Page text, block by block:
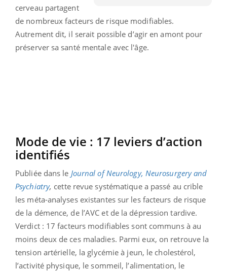
cerveau partagent
de nombreux facteurs de risque modifiables.
Autrement dit, il serait possible d’agir en amont pour
préserver sa santé mentale avec l'âge.
Mode de vie : 17 leviers d’action
identifiés
Publiée dans le Journal of Neurology, Neurosurgery and
Psychiatry, cette revue systématique a passé au crible
les méta-analyses existantes sur les facteurs de risque
de la démence, de l’AVC et de la dépression tardive.
Verdict : 17 facteurs modifiables sont communs à au
moins deux de ces maladies. Parmi eux, on retrouve la
tension artérielle, la glycémie à jeun, le cholestérol,
l’activité physique, le sommeil, l’alimentation, le